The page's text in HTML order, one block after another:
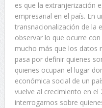
es que la extranjerización
empresarial en el país. En
transnacionalización de la
observar lo que ocurre
mucho más que los datos
pasa por definir quienes
quienes ocupan el lugar
económica social de un
vuelve al crecimiento en el
interrogarnos sobre